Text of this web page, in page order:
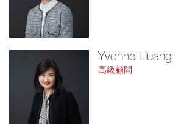
Yvonne Huang
高級顧問